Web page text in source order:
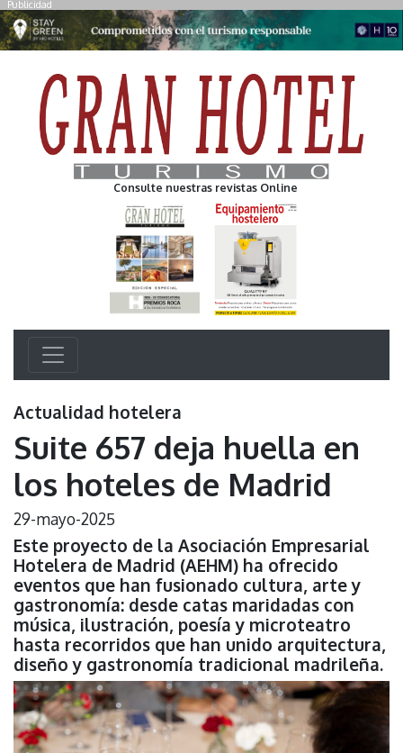
Publicidad
Consulte nuestras revistas Online
Actualidad hotelera
Suite 657 deja huella en
los hoteles de Madrid
29-mayo-2025
Este proyecto de la Asociación Empresarial
Hotelera de Madrid (AEHM) ha ofrecido
eventos que han fusionado cultura, arte y
gastronomía: desde catas maridadas con
música, ilustración, poesía y microteatro
hasta recorridos que han unido arquitectura,
diseño y gastronomía tradicional madrileña.